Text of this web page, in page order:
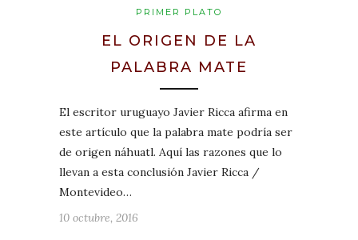
PRIMER PLATO
EL ORIGEN DE LA
PALABRA MATE
El escritor uruguayo Javier Ricca afirma en
este artículo que la palabra mate podría ser
de origen náhuatl. Aquí las razones que lo
llevan a esta conclusión Javier Ricca /
Montevideo…
10 octubre, 2016